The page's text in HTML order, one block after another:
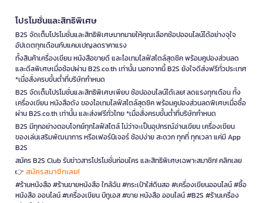
โปรโมชั่นและสิทธิพิเศษ
B2S จัดเต็มโปรโมชั่นและสิทธิพิเศษมากมายให้คุณเลือกช้อปออนไลน์ได้อย่างจุใจ
อัปเดตทุกเดือนกับแคมเปญลดราคาแรง
ทั้งสินค้าเครื่องเขียน หนังสือขายดี และไอเทมไลฟ์สไตล์สุดชิค พร้อมคูปองส่วนลด
และดีลพิเศษเมื่อช้อปผ่าน B2S.co.th เท่านั้น นอกจากนี้ B2S ยังใจดีส่งฟรีทั่วประเทศ
*เมื่อสั่งครบขั้นต่ำที่บริษัทกำหนด
B2S จัดเต็มโปรโมชั่นและสิทธิพิเศษเพียบ ช้อปออนไลน์ได้เลย! ลดแรงทุกเดือน ทั้ง
เครื่องเขียน หนังสือดัง ของไอเทมไลฟ์สไตล์สุดชิค พร้อมคูปองส่วนลดพิเศษเมื่อซื้อ
ผ่าน B2S.co.th เท่านั้น และส่งฟรีทั่วไทย *เมื่อสั่งครบขั้นต่ำที่บริษัทกำหนด
B2S มีทุกอย่างตอบโจทย์ทุกไลฟ์สไตล์ ไม่ว่าจะเป็นอุปกรณ์อ่านเขียน เครื่องเขียน
ของเล่นเสริมพัฒนาการ หรือเฟอร์นิเจอร์ ช้อปง่าย สะดวก ทุกที่ ทุกเวลา แค่มี App
B2S
สมัคร B2S Club รับข่าวสารโปรโมชั่นก่อนใคร และสิทธิพิเศษเฉพาะสมาชิก! คลิกเลย
👉 สมัครสมาชิกเลย!
#ร้านหนังสือ #ร้านขายหนังสือ ใกล้ฉัน #กระเป๋าใส่ดินสอ #เครื่องเขียนออนไลน์ #ซื้อ
หนังสือ ออนไลน์ #เครื่องเขียน บีทูเอส #ขาย หนังสือ ออนไลน์ #B2S #ร้านเครื่อง